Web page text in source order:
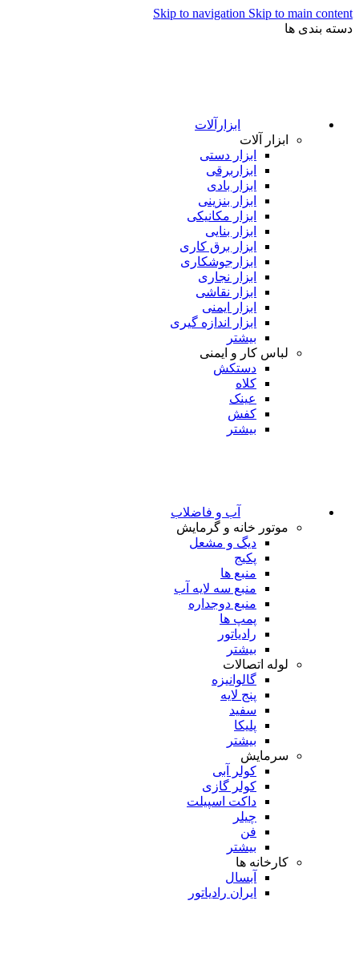
Skip to navigation Skip to main content
دسته بندی ها
ابزارآلات
ابزار آلات
ابزار دستی
ابزاربرقی
ابزار بادی
ابزار بنزینی
ابزار مکانیکی
ابزار بنایی
ابزار برق کاری
ابزارجوشکاری
ابزار نجاری
ابزار نقاشی
ابزار ایمنی
ابزار اندازه گیری
بیشتر
لباس کار و ایمنی
دستکش
کلاه
عینک
کفش
بیشتر
آب و فاضلاب
موتور خانه و گرمایش
دیگ و مشعل
پکیج
منبع ها
منبع سه لایه آب
منبع دوجداره
پمپ ها
رادیاتور
بیشتر
لوله اتصالات
گالوانیزه
پنج لایه
سفید
پلیکا
بیشتر
سرمایش
کولر آبی
کولر گازی
داکت اسپیلت
چیلر
فن
بیشتر
کارخانه ها
آبسال
ایران رادیاتور